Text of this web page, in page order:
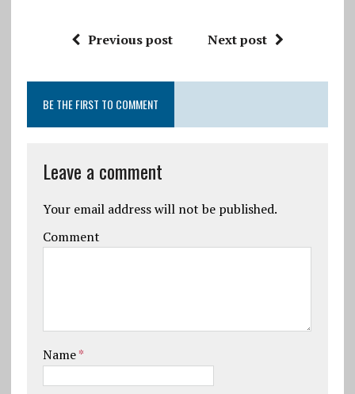
Previous post Next post
BE THE FIRST TO COMMENT
Leave a comment
Your email address will not be published.
Comment
Name*